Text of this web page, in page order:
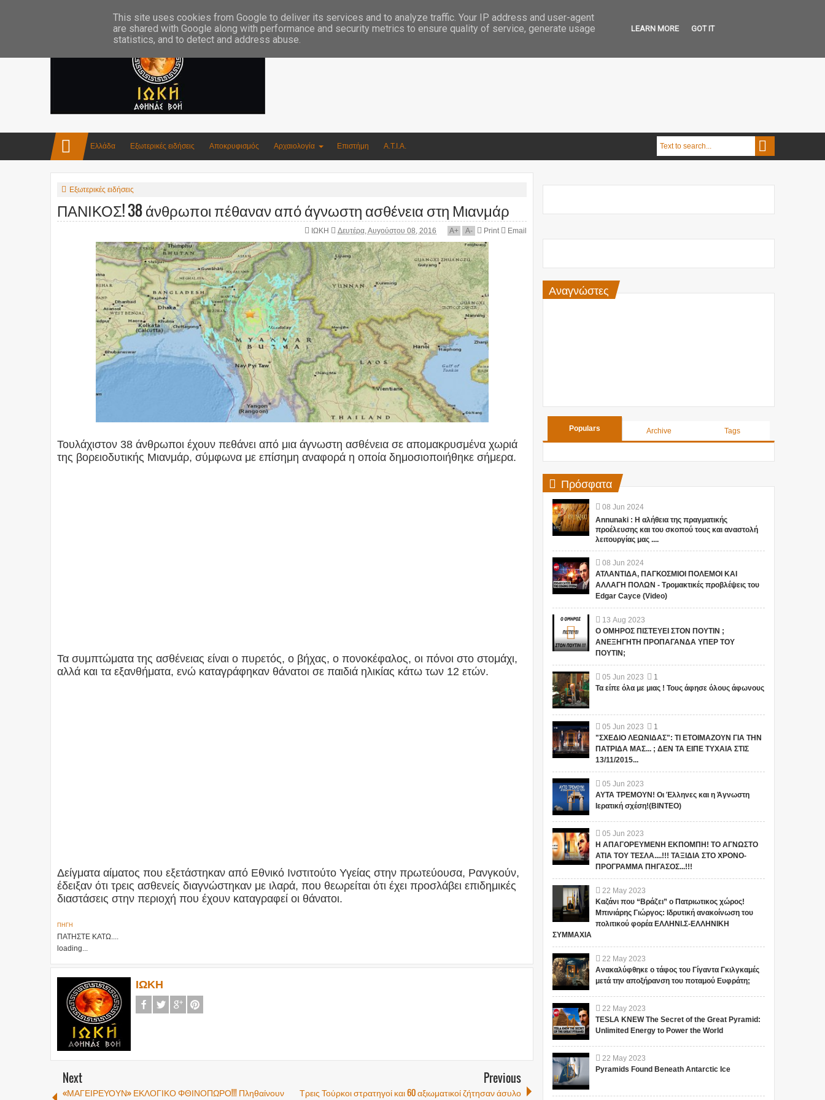
Ελλάδα Εξωτερικές ειδήσεις Αποκρυφισμός Αρχαιολογία Επιστήμη Α.Τ.Ι.Α.
Εξωτερικές ειδήσεις
ΠΑΝΙΚΟΣ! 38 άνθρωποι πέθαναν από άγνωστη ασθένεια στη Μιανμάρ
ΙΩΚΗ Δευτέρα, Αυγούστου 08, 2016 A+ A- Print Email
Τουλάχιστον 38 άνθρωποι έχουν πεθάνει από μια άγνωστη ασθένεια σε απομακρυσμένα χωριά
της βορειοδυτικής Μιανμάρ, σύμφωνα με επίσημη αναφορά η οποία δημοσιοποιήθηκε σήμερα.
Τα συμπτώματα της ασθένειας είναι ο πυρετός, ο βήχας, ο πονοκέφαλος, οι πόνοι στο στομάχι,
αλλά και τα εξανθήματα, ενώ καταγράφηκαν θάνατοι σε παιδιά ηλικίας κάτω των 12 ετών.
Δείγματα αίματος που εξετάστηκαν από Εθνικό Ινστιτούτο Υγείας στην πρωτεύουσα, Ρανγκούν,
έδειξαν ότι τρεις ασθενείς διαγνώστηκαν με ιλαρά, που θεωρείται ότι έχει προσλάβει επιδημικές
διαστάσεις στην περιοχή που έχουν καταγραφεί οι θάνατοι.
ΠΗΓΗ
ΠΑΤΗΣΤΕ ΚΑΤΩ....
loading...
ΙΩΚΗ
Next
«ΜΑΓΕΙΡΕΥΟΥΝ» ΕΚΛΟΓΙΚΟ ΦΘΙΝΟΠΩΡΟ!!! Πληθαίνουν
Previous
Τρεις Τούρκοι στρατηγοί και 60 αξιωματικοί ζήτησαν άσυλο
Αναγνώστες
Populars Archive Tags
Πρόσφατα
08 Jun 2024
Annunaki : Η αλήθεια της πραγματικής
προέλευσης και του σκοπού τους και αναστολή
λειτουργίας μας ....
08 Jun 2024
ΑΤΛΑΝΤΙΔΑ, ΠΑΓΚΟΣΜΙΟΙ ΠΟΛΕΜΟΙ ΚΑΙ
ΑΛΛΑΓΗ ΠΟΛΩΝ - Τρομακτικές προβλέψεις του
Edgar Cayce (Video)
13 Aug 2023
Ο ΟΜΗΡΟΣ ΠΙΣΤΕΥΕΙ ΣΤΟΝ ΠΟΥΤΙΝ ;
ΑΝΕΞΗΓΗΤΗ ΠΡΟΠΑΓΑΝΔΑ ΥΠΕΡ ΤΟΥ
ΠΟΥΤΙΝ;
05 Jun 2023
1
Τα είπε όλα με μιας ! Τους άφησε όλους άφωνους
05 Jun 2023
1
"ΣΧΕΔΙΟ ΛΕΩΝΙΔΑΣ": ΤΙ ΕΤΟΙΜΑΖΟΥΝ ΓΙΑ ΤΗΝ
ΠΑΤΡΙΔΑ ΜΑΣ... ; ΔΕΝ ΤΑ ΕΙΠΕ ΤΥΧΑΙΑ ΣΤΙΣ
13/11/2015...
05 Jun 2023
ΑΥΤΑ ΤΡΕΜΟΥΝ! Οι Έλληνες και η Άγνωστη
Ιερατική σχέση!(ΒΙΝΤΕΟ)
05 Jun 2023
Η ΑΠΑΓΟΡΕΥΜΕΝΗ ΕΚΠΟΜΠΗ! ΤΟ ΑΓΝΩΣΤΟ
ΑΤΙΑ ΤΟΥ ΤΕΣΛΑ....!!! ΤΑΞΙΔΙΑ ΣΤΟ ΧΡΟΝΟ-
ΠΡΟΓΡΑΜΜΑ ΠΗΓΑΣΟΣ...!!!
22 May 2023
Καζάνι που “Βράζει” ο Πατριωτικος χώρος!
Μπινιάρης Γιώργος: Ιδρυτική ανακοίνωση του
πολιτικού φορέα ΕΛΛΗΝΙ.Σ-ΕΛΛΗΝΙΚΗ
ΣΥΜΜΑΧΙΑ
22 May 2023
Ανακαλύφθηκε ο τάφος του Γίγαντα Γκιλγκαμές
μετά την αποξήρανση του ποταμού Ευφράτη;
22 May 2023
TESLA KNEW The Secret of the Great Pyramid:
Unlimited Energy to Power the World
22 May 2023
Pyramids Found Beneath Antarctic Ice
This site uses cookies from Google to deliver its services and to analyze traffic. Your IP address and user-agent
are shared with Google along with performance and security metrics to ensure quality of service, generate usage
statistics, and to detect and address abuse.
LEARN MORE GOT IT